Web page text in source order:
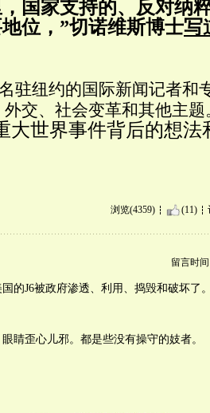
国家支持的、反对纳
位，”切诺维斯博士写
驻纽约的国际新闻记者和
交、社会变革和其他主
大世界事件背后的想法
浏览(4359) (11)
留言时间
的J6被政府渗透、利用、捣毁和破坏了
睛歪心儿邪。都是些没有操守的妓者。